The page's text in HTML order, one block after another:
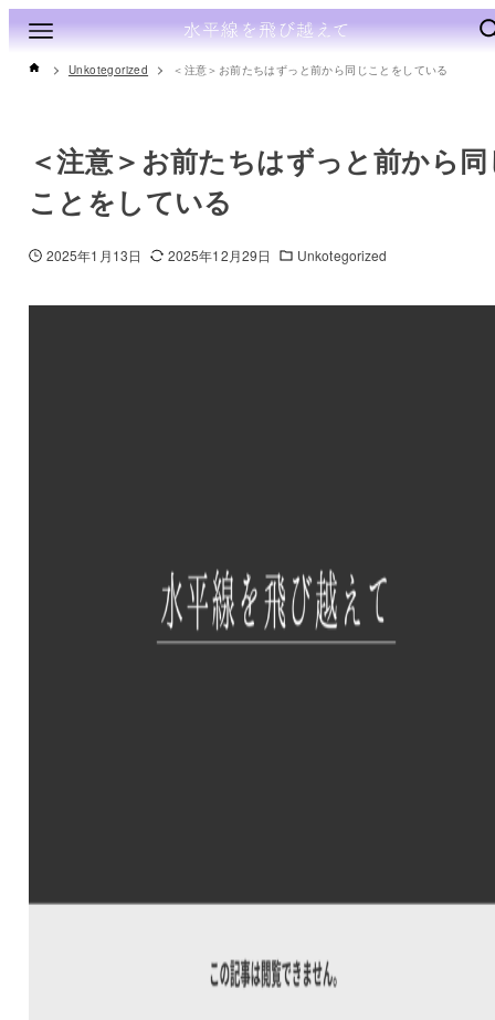
Unkotegorized ＜注意＞お前たちはずっと前から同じことをしている
＜注意＞お前たちはずっと前から
ことをしている
2025年1月13日 2025年12月29日 Unkotegorized